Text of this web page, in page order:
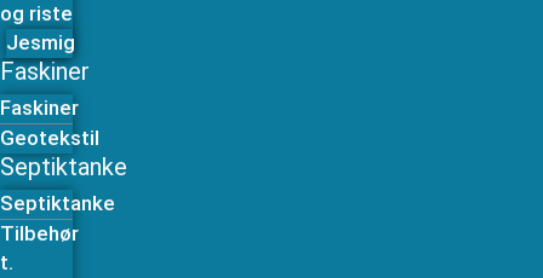
og riste
Jesmig
Faskiner
Faskiner
Geotekstil
Septiktanke
Septiktanke
Tilbehør
t.